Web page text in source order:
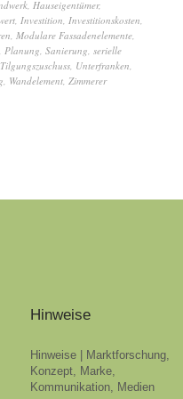
Hauseigentümer,
Investition Investitionskosten
Modulare Fassadenelemente
Planung Sanierung serielle
Tilgungszuschuss Unterfranken
Wandelement Zimmerer
Hinweise
Hinweise | Marktforschung,
Konzept, Marke,
Kommunikation, Medien